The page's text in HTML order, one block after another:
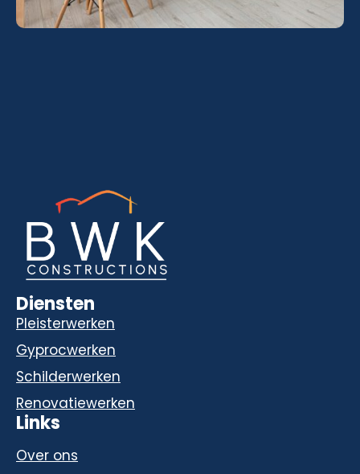
Diensten
Pleisterwerken
Gyprocwerken
Schilderwerken
Renovatiewerken
Links
Over ons